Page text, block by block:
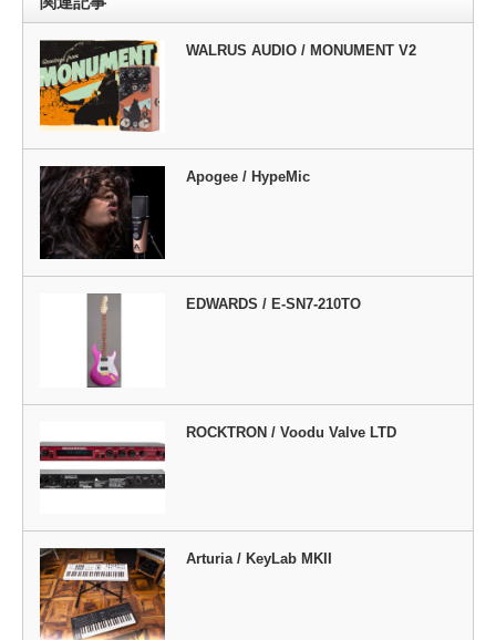
WALRUS AUDIO / MONUMENT V2
Apogee / HypeMic
EDWARDS / E-SN7-210TO
ROCKTRON / Voodu Valve LTD
Arturia / KeyLab MKII